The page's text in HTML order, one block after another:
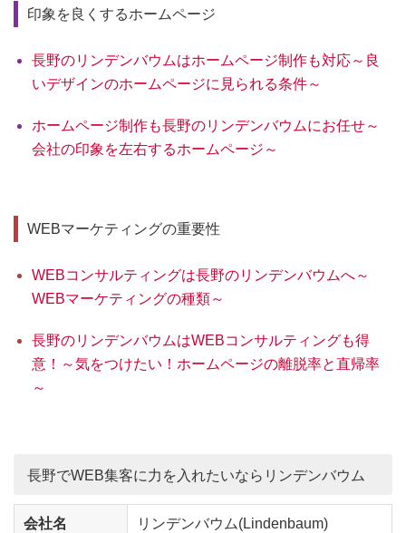
印象を良くするホームページ
長野のリンデンバウムはホームページ制作も対応～良
いデザインのホームページに見られる条件～
ホームページ制作も長野のリンデンバウムにお任せ～
会社の印象を左右するホームページ～
WEBマーケティングの重要性
WEBコンサルティングは長野のリンデンバウムへ～
WEBマーケティングの種類～
長野のリンデンバウムはWEBコンサルティングも得
意！～気をつけたい！ホームページの離脱率と直帰率
～
長野でWEB集客に力を入れたいならリンデンバウム
会社名 リンデンバウム(Lindenbaum)